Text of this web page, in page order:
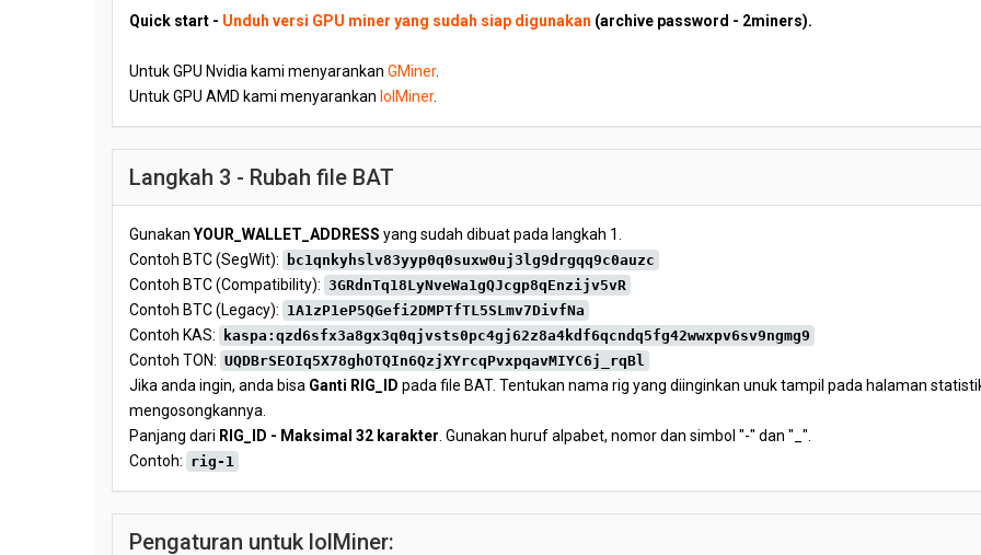
Quick start - Unduh versi GPU miner yang sudah siap digunakan (archive password - 2miners).
Untuk GPU Nvidia kami menyarankan GMiner.
Untuk GPU AMD kami menyarankan lolMiner.
Langkah 3 - Rubah file BAT
Gunakan YOUR_WALLET_ADDRESS yang sudah dibuat pada langkah 1.
Contoh BTC (SegWit):
bc1qnkyhslv83yyp0q0suxw0uj3lg9drgqq9c0auzc
Contoh BTC (Compatibility): 3GRdnTq18LyNveWa1gQJcgp8qEnzijv5vR
Contoh BTC (Legacy): 1A1zP1eP5QGefi2DMPTfTL5SLmv7DivfNa
Contoh KAS: kaspa:qzd6sfx3a8gx3q0qjvsts0pc4gj62z8a4kdf6qcndq5fg42wwxpv6sv9ngmg9
Contoh TON: UQDBrSEOIq5X78ghOTQIn6QzjXYrcqPvxpqavMIYC6j_rqBl
Jika anda ingin, anda bisa Ganti RIG_ID pada file BAT. Tentukan nama rig yang diinginkan unuk tampil pada halaman
mengosongkannya.
Panjang dari RIG_ID - Maksimal 32 karakter . Gunakan huruf alpabet, nomor dan simbol "-" dan "_".
Contoh: rig-1
Pengaturan untuk lolMiner: